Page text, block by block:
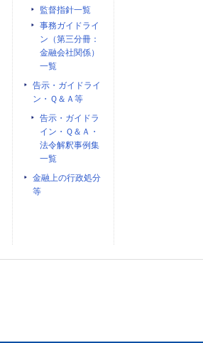
監督指針一覧
事務ガイドライ
ン（第三分冊：
金融会社関係）
一覧
告示・ガイドライ
ン・Ｑ＆Ａ等
告示・ガイドラ
イン・Ｑ＆Ａ・
法令解釈事例集
一覧
金融上の行政処分
等